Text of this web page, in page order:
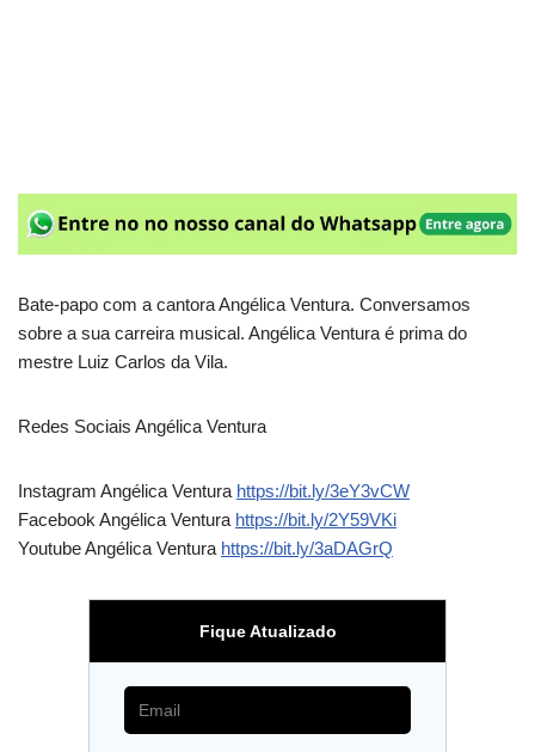
Bate-papo com a cantora Angélica Ventura. Conversamos
sobre a sua carreira musical. Angélica Ventura é prima do
mestre Luiz Carlos da Vila.
Redes Sociais Angélica Ventura
Instagram Angélica Ventura https://bit.ly/3eY3vCW
Facebook Angélica Ventura https://bit.ly/2Y59VKi
Youtube Angélica Ventura https://bit.ly/3aDAGrQ
Fique Atualizado